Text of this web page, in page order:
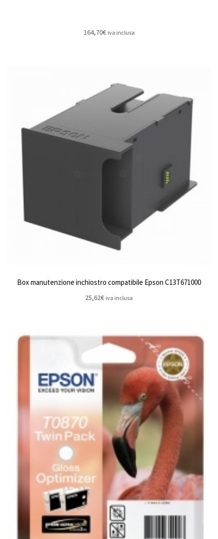
164,70€ iva inclusa
Box manutenzione inchiostro compatibile Epson C13T671000
25,62€ iva inclusa